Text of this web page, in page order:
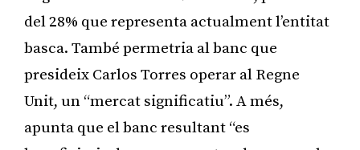
del 28% que representa actualment l’entitat
basca. També permetria al banc que
presideix Carlos Torres operar al Regne
Unit, un “mercat significatiu”. A més,
apunta que el banc resultant “es